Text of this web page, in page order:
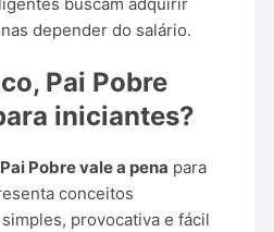
depender do salário.
Pai Pobre
iniciantes?
Pobre vale a pena para
conceitos
provocativa e fácil